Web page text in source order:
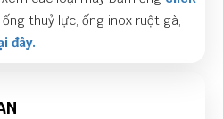
thuỷ lực, ống inox ruột gà,
đây.